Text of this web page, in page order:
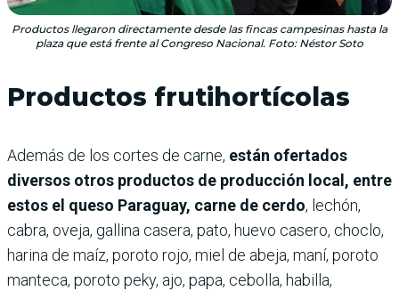
Productos llegaron directamente desde las fincas campesinas hasta la
plaza que está frente al Congreso Nacional. Foto: Néstor Soto
Productos frutihortícolas
Además de los cortes de carne, están ofertados
diversos otros productos de producción local, entre
estos el queso Paraguay, carne de cerdo, lechón,
cabra, oveja, gallina casera, pato, huevo casero, choclo,
harina de maíz, poroto rojo, miel de abeja, maní, poroto
manteca, poroto peky, ajo, papa, cebolla, habilla,